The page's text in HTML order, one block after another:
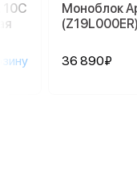
10C
Моноблок
36 890₽